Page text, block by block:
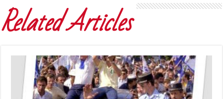
Related Articles